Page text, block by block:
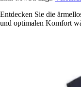
Entdecken Sie die
und optimalen Komfort